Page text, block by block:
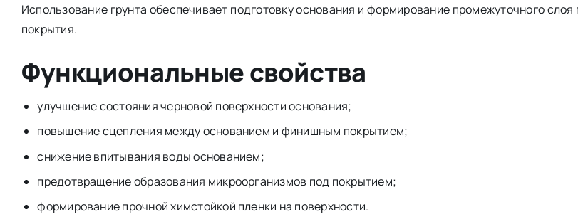
Использование грунта обеспечивает подготовку основания и формирование промежуточного
покрытия.
Функциональные свойства
улучшение состояния черновой поверхности основания;
повышение сцепления между основанием и финишным покрытием;
снижение впитывания воды основанием;
предотвращение образования микроорганизмов под покрытием;
формирование прочной химстойкой пленки на поверхности.